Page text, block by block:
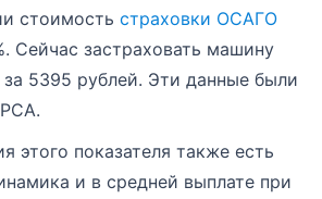
стоимость страховки ОСАГО
Сейчас застраховать машину
5395 рублей. Эти данные были
этого показателя также есть
и в средней выплате при